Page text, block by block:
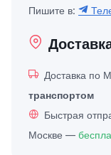
Пишите в:
Доставка по
транспортом
Быстрая
Москве —